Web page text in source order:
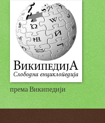
према Википедији